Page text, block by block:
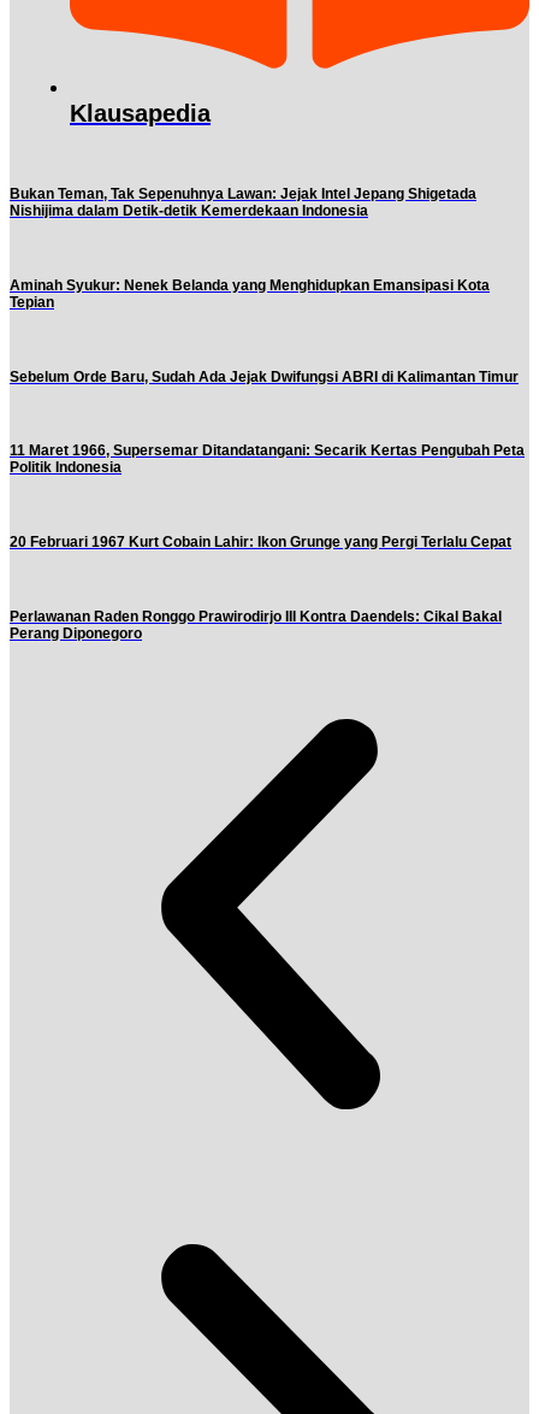
Klausapedia
Bukan Teman, Tak Sepenuhnya Lawan: Jejak Intel Jepang Shigetada
Nishijima dalam Detik-detik Kemerdekaan Indonesia
Aminah Syukur: Nenek Belanda yang Menghidupkan Emansipasi Kota
Tepian
Sebelum Orde Baru, Sudah Ada Jejak Dwifungsi ABRI di Kalimantan Timur
11 Maret 1966, Supersemar Ditandatangani: Secarik Kertas Pengubah Peta
Politik Indonesia
20 Februari 1967 Kurt Cobain Lahir: Ikon Grunge yang Pergi Terlalu Cepat
Perlawanan Raden Ronggo Prawirodirjo III Kontra Daendels: Cikal Bakal
Perang Diponegoro